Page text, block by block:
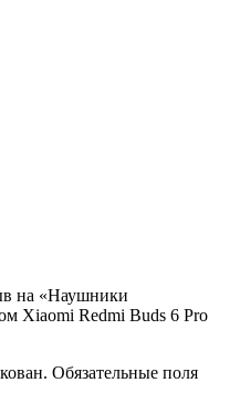
на «Наушники
Xiaomi Redmi Buds 6 Pro
Обязательные поля